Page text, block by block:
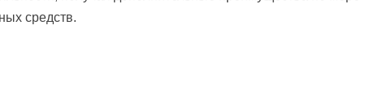
средств.